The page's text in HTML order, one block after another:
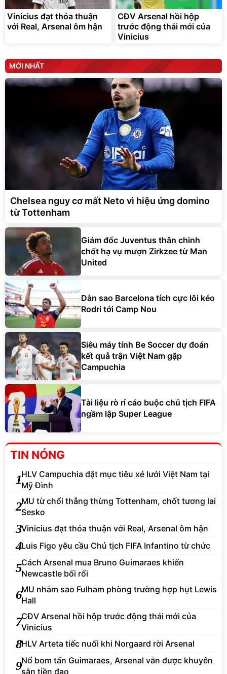
Vinicius đạt thỏa thuận
với Real, Arsenal ôm hận
CĐV Arsenal hồi hộp
trước động thái mới của
Vinicius
MỚI NHẤT
Chelsea nguy cơ mất Neto vì hiệu ứng domino
từ Tottenham
Giám đốc Juventus thân chinh
chốt hạ vụ mượn Zirkzee từ Man
United
Dàn sao Barcelona tích cực lôi kéo
Rodri tới Camp Nou
Siêu máy tính Be Soccer dự đoán
kết quả trận Việt Nam gặp
Campuchia
Tài liệu rò rỉ cáo buộc chủ tịch FIFA
ngầm lập Super League
TIN NÓNG
1HLV Campuchia đặt mục tiêu xé lưới Việt Nam tại
Mỹ Đình
2MU từ chối thẳng thừng Tottenham, chốt tương lai
Sesko
3Vinicius đạt thỏa thuận với Real, Arsenal ôm hận
4Luis Figo yêu cầu Chủ tịch FIFA Infantino từ chức
5Cách Arsenal mua Bruno Guimaraes khiến
Newcastle bối rối
6MU nhắm sao Fulham phòng trường hợp hụt Lewis
Hall
7CĐV Arsenal hồi hộp trước động thái mới của
Vinicius
8HLV Arteta tiếc nuối khi Norgaard rời Arsenal
9Nổ bom tấn Guimaraes, Arsenal vẫn được khuyên
săn tiền đạo